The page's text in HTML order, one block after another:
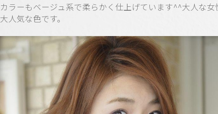
カラーもベージュ系で柔らかく仕上げています^^大人な女
大人気な色です。